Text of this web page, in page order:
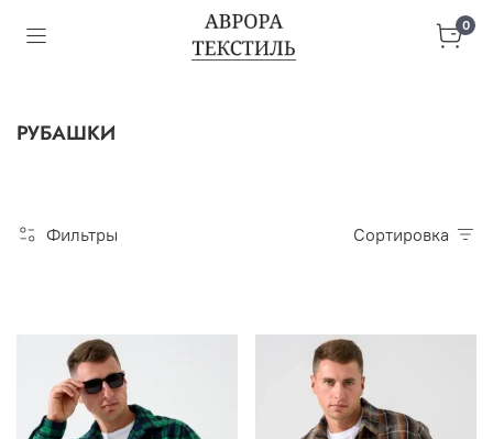
0
РУБАШКИ
Фильтры Сортировка